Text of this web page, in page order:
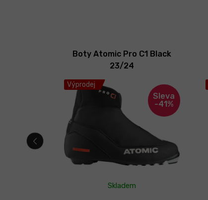
Výprodej
-41%
Boty Atomic Pro C1 Black
23/24
Skladem